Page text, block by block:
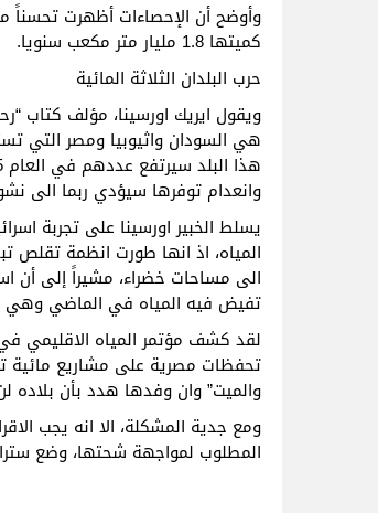
وأوضح أن الإحصاءات أظهرت تحسناً
كميتها 1.8 مليار متر مكعب سنويا.
حرب البلدان الثلاثة المائية
ويقول ايريك اورسينا، مؤلف كتاب
وانعدام توفرها سيؤدي ربما الى
يسلط الخبير اورسينا على تجربة
المياه، اذ انها طورت انظمة تقلص
الى مساحات خضراء، مشيراً إلى أن
تفيض فيه المياه في الماضي وهي
تحفظات مصرية على مشاريع مائية
والميت” وان وفدها هدد بأن بلاده
ومع جدية المشكلة، الا انه يجب
المطلوب لمواجهة شحتها، وضع